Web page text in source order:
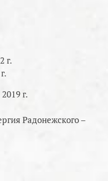
г.
г.
Радонежского –